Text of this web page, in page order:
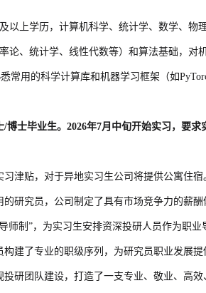
以上学历，计算机科学、统计学、数学、物
论、统计学、线性代数等）和算法基础，对
常用的科学计算库和机器学习框架（如
/博士毕业生。2026年7月中旬开始实习，要
津贴，对于异地实习生公司将提供公寓住宿
研究员，公司制定了具有市场竞争力的薪酬
师制”，为实习生安排资深投研人员作为职业
建了专业的职级序列，为研究员职业发展
研团队建设，打造了一支专业、敬业、高